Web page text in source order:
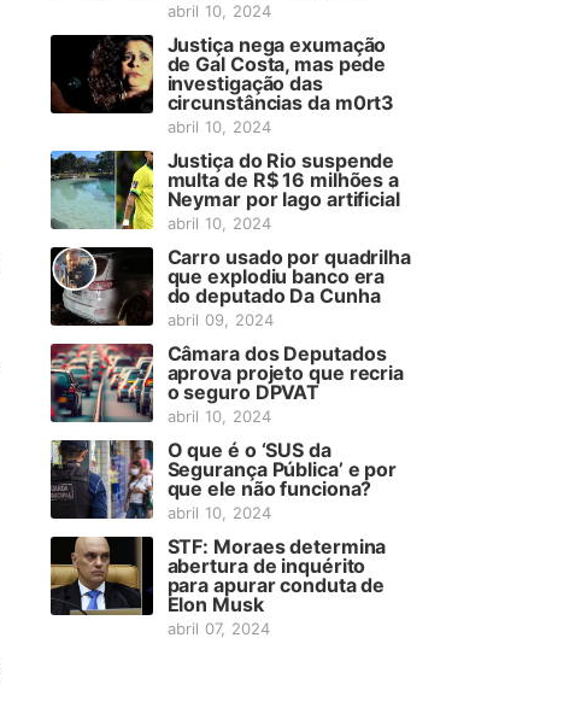
abril 10, 2024
Justiça nega exumação
de Gal Costa, mas pede
investigação das
circunstâncias da m0rt3
abril 10, 2024
Justiça do Rio suspende
multa de R$ 16 milhões a
Neymar por lago artificial
abril 10, 2024
Carro usado por quadrilha
que explodiu banco era
do deputado Da Cunha
abril 09, 2024
Câmara dos Deputados
aprova projeto que recria
o seguro DPVAT
abril 10, 2024
O que é o ‘SUS da
Segurança Pública’ e por
que ele não funciona?
abril 10, 2024
STF: Moraes determina
abertura de inquérito
para apurar conduta de
Elon Musk
abril 07, 2024